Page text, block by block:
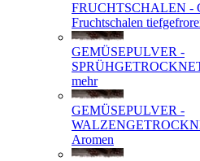
FRUCHTSCHALEN -
Fruchtschalen
GEMÜSEPULVER -
mehr
GEMÜSEPULVER -
Aromen